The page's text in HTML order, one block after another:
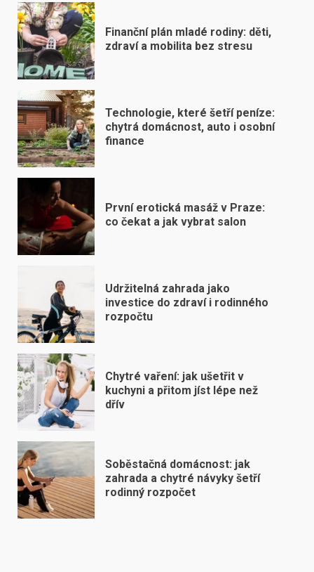
Finanční plán mladé rodiny: děti,
zdraví a mobilita bez stresu
Technologie, které šetří peníze:
chytrá domácnost, auto i osobní
finance
První erotická masáž v Praze:
co čekat a jak vybrat salon
Udržitelná zahrada jako
investice do zdraví i rodinného
rozpočtu
Chytré vaření: jak ušetřit v
kuchyni a přitom jíst lépe než
dřív
Soběstačná domácnost: jak
zahrada a chytré návyky šetří
rodinný rozpočet